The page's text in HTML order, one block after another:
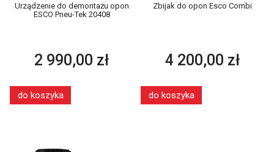
Urządzenie do demontażu opon
ESCO Pneu-Tek 20408
2 990,00 zł
do koszyka
Zbijak do opon Esco Combi
4 200,00 zł
do koszyka